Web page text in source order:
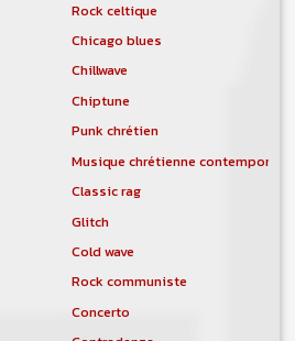
Rock celtique
Chicago blues
Chillwave
Chiptune
Punk chrétien
Musique chrétienne
Classic rag
Glitch
Cold wave
Rock communiste
Concerto